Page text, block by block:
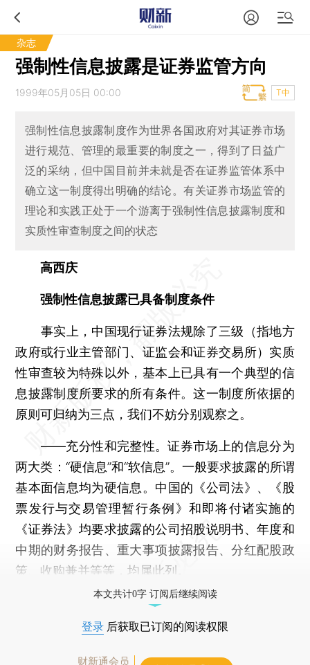
杂志
强制性信息披露是证券监管方向
1999年05月05日 00:00 T中
强制性信息披露制度作为世界各国政府对其证券市场
进行规范、管理的最重要的制度之一，得到了日益广
泛的采纳，但中国目前并未就是否在证券监管体系中
确立这一制度得出明确的结论。有关证券市场监管的
理论和实践正处于一个游离于强制性信息披露制度和
实质性审查制度之间的状态
高西庆
强制性信息披露已具备制度条件
事实上，中国现行证券法规除了三级（指地方
政府或行业主管部门、证监会和证券交易所）实质
性审查较为特殊以外，基本上已具有一个典型的信
息披露制度所要求的所有条件。这一制度所依据的
原则可归纳为三点，我们不妨分别观察之。
——充分性和完整性。证券市场上的信息分为
两大类：“硬信息”和“软信息”。一般要求披露的所谓
基本面信息均为硬信息。中国的《公司法》、《股
票发行与交易管理暂行条例》和即将付诸实施的
《证券法》均要求披露的公司招股说明书、年度和
中期的财务报告、重大事项披露报告、分红配股政
策、收购兼并等等，均属此列。
本文共计0字 订阅后继续阅读
登录 后获取已订阅的阅读权限
财新通会员